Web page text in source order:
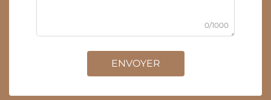
0/1000
ENVOYER